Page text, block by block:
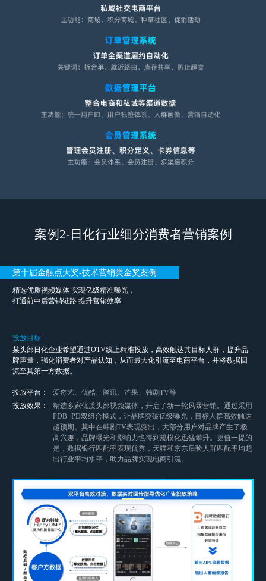
案例2-日化行业细分消费者营销案例
第十届金触点大奖-技术营销类金奖案例
精选优质视频媒体 实现亿级精准曝光，
打通前中后营销链路 提升营销效率
投放目标
某头部日化企业希望通过OTV线上精准投放，高效触达其目标人群，提升品
牌声量，强化消费者对产品认知，从而最大化引流至电商平台，并将数据回
流至其第一方数据。
投放平台 ：
爱奇艺、优酷、腾讯、芒果、韩剧TV等
投放效果 ：
精选多家优质头部视频媒体，开启了新一轮风暴营销。通过采用
PDB+PD双组合模式，让品牌突破亿级曝光，目标人群高效触达
超预期。其中在韩剧TV表现突出，大部分用户对品牌产生了极
高兴趣，品牌曝光和影响力也得到规模化迅猛攀升。更值一提的
是，数据银行匹配率表现优秀，天猫和京东后验人群匹配率均超
出行业平均水平，助力品牌实现电商引流。